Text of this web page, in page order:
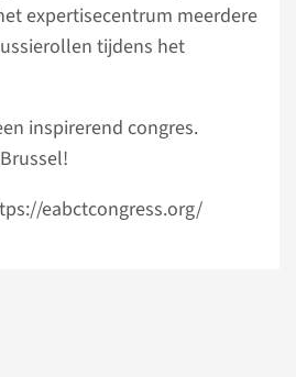
expertisecentrum meerdere
tijdens het
inspirerend congres.
eabctcongress.org/